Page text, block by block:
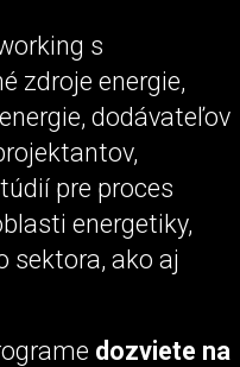
s
zdroje energie,
dodávateľov
pre proces
energetiky,
sektora, ako aj
dozviete na